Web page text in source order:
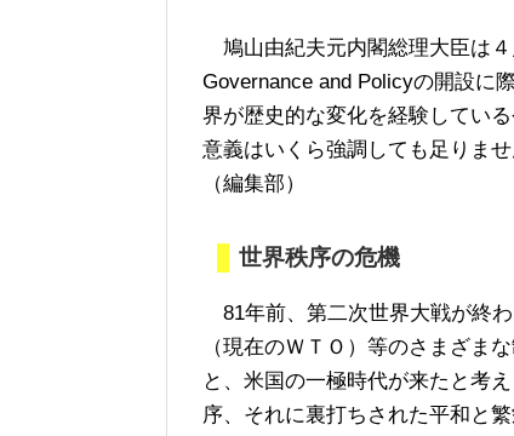
鳩山由紀夫元内閣総理大臣は
Governance and Policyの開設に
界が歴史的な変化を経験してい
意義はいくら強調しても足りま
（編集部）
世界秩序の危機
81年前、第二次世界大戦が終
（現在のＷＴＯ）等のさまざま
と、米国の一極時代が来たと考
序、それに裏打ちされた平和と